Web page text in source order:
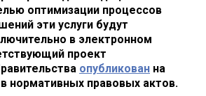
оптимизации процессов
эти услуги будут
в электронном
проект
опубликован на
нормативных правовых актов.